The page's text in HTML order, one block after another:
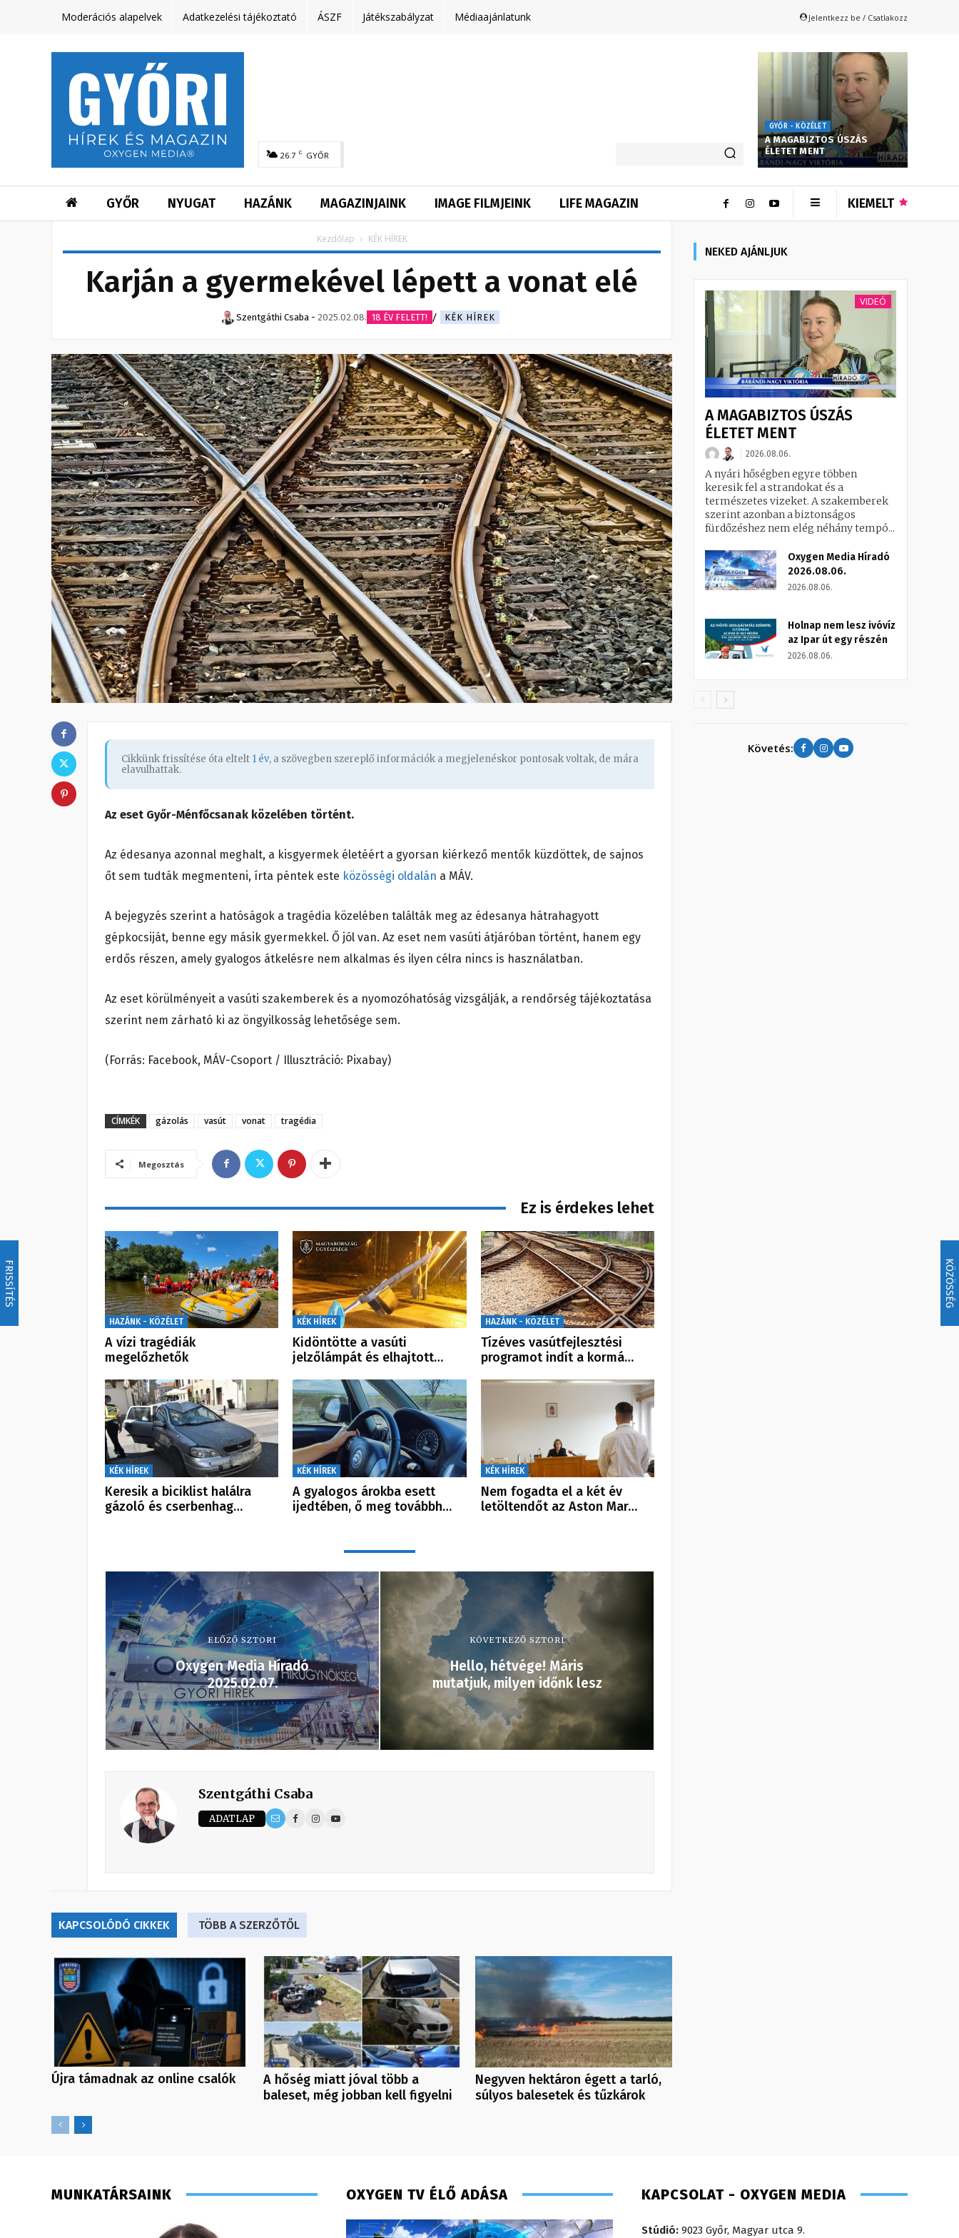
FRISSÍTÉS KÖZÖSSÉG
Moderációs alapelvek Adatkezelési tájékoztató ÁSZF Játékszabályzat Médiaajánlatunk Jelentkezz be / Csatlakozz
26.7 C GYŐR
GYŐR - KÖZÉLET
A MAGABIZTOS ÚSZÁS
ÉLETET MENT
GYŐR NYUGAT HAZÁNK MAGAZINJAINK IMAGE FILMJEINK LIFE MAGAZIN KIEMELT
Kezdőlap KÉK HÍREK
Karján a gyermekével lépett a vonat elé
Szentgáthi Csaba - 2025.02.08. 18 ÉV FELETT! KÉK HÍREK
Cikkünk frissítése óta eltelt 1 év, a szövegben szereplő információk a megjelenéskor pontosak voltak, de mára
elavulhattak.
Az eset Győr-Ménfőcsanak közelében történt.
Az édesanya azonnal meghalt, a kisgyermek életéért a gyorsan kiérkező mentők küzdöttek, de sajnos
őt sem tudták megmenteni, írta péntek este közösségi oldalán a MÁV.
A bejegyzés szerint a hatóságok a tragédia közelében találták meg az édesanya hátrahagyott
gépkocsiját, benne egy másik gyermekkel. Ő jól van. Az eset nem vasúti átjáróban történt, hanem egy
erdős részen, amely gyalogos átkelésre nem alkalmas és ilyen célra nincs is használatban.
Az eset körülményeit a vasúti szakemberek és a nyomozóhatóság vizsgálják, a rendőrség tájékoztatása
szerint nem zárható ki az öngyilkosság lehetősége sem.
(Forrás: Facebook, MÁV-Csoport / Illusztráció: Pixabay)
CÍMKÉK gázolás vasút vonat tragédia
Megosztás
Ez is érdekes lehet
HAZÁNK - KÖZÉLET
A vízi tragédiák
megelőzhetők
KÉK HÍREK
Kidöntötte a vasúti
jelzőlámpát és elhajtott…
HAZÁNK - KÖZÉLET
Tízéves vasútfejlesztési
programot indít a kormá…
KÉK HÍREK
Keresik a biciklist halálra
gázoló és cserbenhag…
KÉK HÍREK
A gyalogos árokba esett
ijedtében, ő meg továbbh…
KÉK HÍREK
Nem fogadta el a két év
letöltendőt az Aston Mar…
ELŐZŐ SZTORI
Oxygen Media Híradó
2025.02.07.
KÖVETKEZŐ SZTORI
Hello, hétvége! Máris
mutatjuk, milyen időnk lesz
Szentgáthi Csaba
ADATLAP
KAPCSOLÓDÓ CIKKEK TÖBB A SZERZŐTŐL
Újra támadnak az online csalók
A hőség miatt jóval több a
baleset, még jobban kell figyelni
Negyven hektáron égett a tarló,
súlyos balesetek és tűzkárok
NEKED AJÁNLJUK
VIDEÓ
A MAGABIZTOS ÚSZÁS
ÉLETET MENT
2026.08.06.
A nyári hőségben egyre többen
keresik fel a strandokat és a
természetes vizeket. A szakemberek
szerint azonban a biztonságos
fürdőzéshez nem elég néhány tempó...
Oxygen Media Híradó
2026.08.06.
2026.08.06.
Holnap nem lesz ivóvíz
az Ipar út egy részén
2026.08.06.
Követés:
MUNKATÁRSAINK OXYGEN TV ÉLŐ ADÁSA KAPCSOLAT - OXYGEN MEDIA
Stúdió: 9023 Győr, Magyar utca 9.